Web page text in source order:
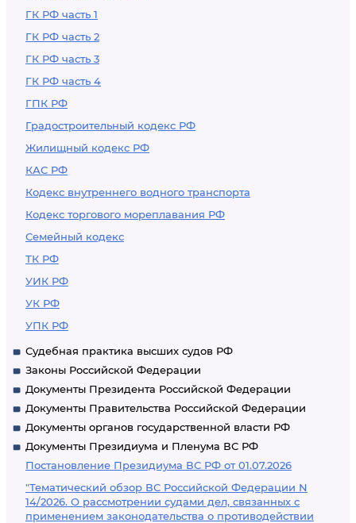
ГК РФ часть 1
ГК РФ часть 2
ГК РФ часть 3
ГК РФ часть 4
ГПК РФ
Градостроительный кодекс РФ
Жилищный кодекс РФ
КАС РФ
Кодекс внутреннего водного транспорта
Кодекс торгового мореплавания РФ
Семейный кодекс
ТК РФ
УИК РФ
УК РФ
УПК РФ
Судебная практика высших судов РФ
Законы Российской Федерации
Документы Президента Российской Федерации
Документы Правительства Российской Федерации
Документы органов государственной власти РФ
Документы Президиума и Пленума ВС РФ
Постановление Президиума ВС РФ от 01.07.2026
"Тематический обзор ВС Российской Федерации N
14/2026. О рассмотрении судами дел, связанных с
применением законодательства о противодействии